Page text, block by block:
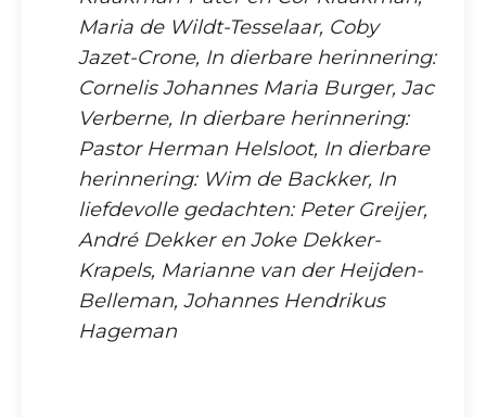
Maria de Wildt-Tesselaar, Coby
Jazet-Crone, In dierbare herinnering:
Cornelis Johannes Maria Burger, Jac
Verberne, In dierbare herinnering:
Pastor Herman Helsloot, In dierbare
herinnering: Wim de Backker, In
liefdevolle gedachten: Peter Greijer,
André Dekker en Joke Dekker-
Krapels, Marianne van der Heijden-
Belleman, Johannes Hendrikus
Hageman